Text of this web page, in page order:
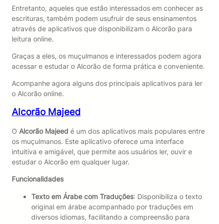
Entretanto, aqueles que estão interessados em conhecer as
escrituras, também podem usufruir de seus ensinamentos
através de aplicativos que disponibilizam o Alcorão para
leitura online.
Graças a eles, os muçulmanos e interessados podem agora
acessar e estudar o Alcorão de forma prática e conveniente.
Acompanhe agora alguns dos principais aplicativos para ler
o Alcorão online.
Alcorão Majeed
O Alcorão Majeed é um dos aplicativos mais populares entre
os muçulmanos. Este aplicativo oferece uma interface
intuitiva e amigável, que permite aos usuários ler, ouvir e
estudar o Alcorão em qualquer lugar.
Funcionalidades
Texto em Árabe com Traduções: Disponibiliza o texto
original em árabe acompanhado por traduções em
diversos idiomas, facilitando a compreensão para